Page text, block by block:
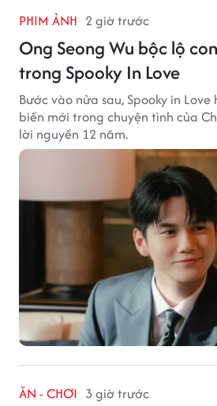
PHIM ẢNH 2 giờ trước
Ong Seong Wu bộc lộ
trong Spooky In Love
Bước vào nửa sau, Spooky in
biến mới trong chuyện tình của
lời nguyền 12 năm.
ĂN - CHƠI 3 giờ trước